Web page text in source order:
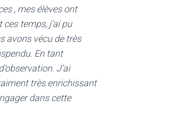
, mes élèves ont
temps, j’ai pu
avons vécu de très
En tant
J’ai
très enrichissant
dans cette